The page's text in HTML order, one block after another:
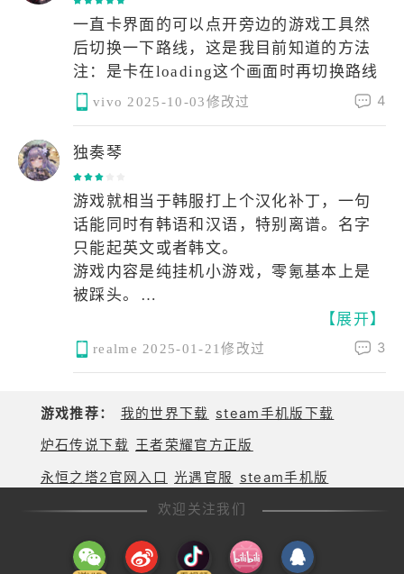
1. 日常基础：签到（七日送十连）+ 每日
任务（稳拿250钻）+ 邮箱福利 + 睡觉奖
励（24h上限），记得领兑换码。
2. 商店采购：消耗品店每日必买——boss
召唤票、金色指南针、经验书、金币/经验
副本门票（用仙后代币兑换）。
​
3. 副本高效刷：金币神殿（3次每日扫
荡）、经验圣地（角色升级）、元素副本
（属性石），巨石阵用指南针延长时长刷
金装。
​
4. PVP与公会：竞技场每日20次（刷能打
过的对手），赛季保底1万钻；加入前10活
跃公会，签到+捐赠+突袭日均2275公会
​
料）、奶牛关（3次免费金装）；每半月星
辰轮回（钻石+词条转换）。
一直卡界面的可以点开旁边的游戏工具然
后切换一下路线，这是我目前知道的方法
注：是卡在loading这个画面时再切换路线
vivo 2025-10-03修改过 4
独奏琴
游戏就相当于韩服打上个汉化补丁，一句
话能同时有韩语和汉语，特别离谱。名字
只能起英文或者韩文。
游戏内容是纯挂机小游戏，零氪基本上是
被踩头。
【展开】
realme 2025-01-21修改过 3
游戏推荐： 我的世界下载
steam手机版下载
炉石传说下载 王者荣耀官方正版
永恒之塔2官网入口 光遇官服
steam手机版
欢迎关注我们